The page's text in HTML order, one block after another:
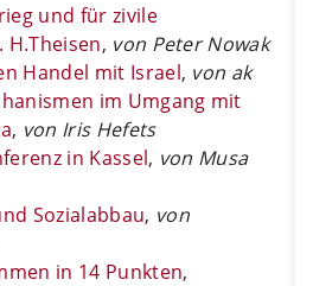
und für zivile
, von Peter Nowak
Handel mit Israel, von ak
im Umgang mit
, von Iris Hefets
in Kassel, von Musa
Sozialabbau, von
in 14 Punkten,